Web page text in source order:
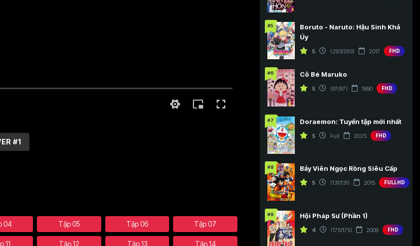
#1
04 Tập 05 Tập 06 Tập 07
11 Tập 12 Tập 13 Tập 14
#5
Boruto - Naruto: Hậu Sinh Khả
Úy
5 (293/293) 2017 FHD
#6 Cô Bé Maruko
5 (97/97) 1990 FHD
#7 Doraemon: Tuyển tập mới nhất
5 Full 2025 FHD
#8 Bảy Viên Ngọc Rồng Siêu Cấp
5 (131/131) 2015 FULLHD
#9 Hội Pháp Sư (Phần 1)
4 (175/175) 2009 FHD